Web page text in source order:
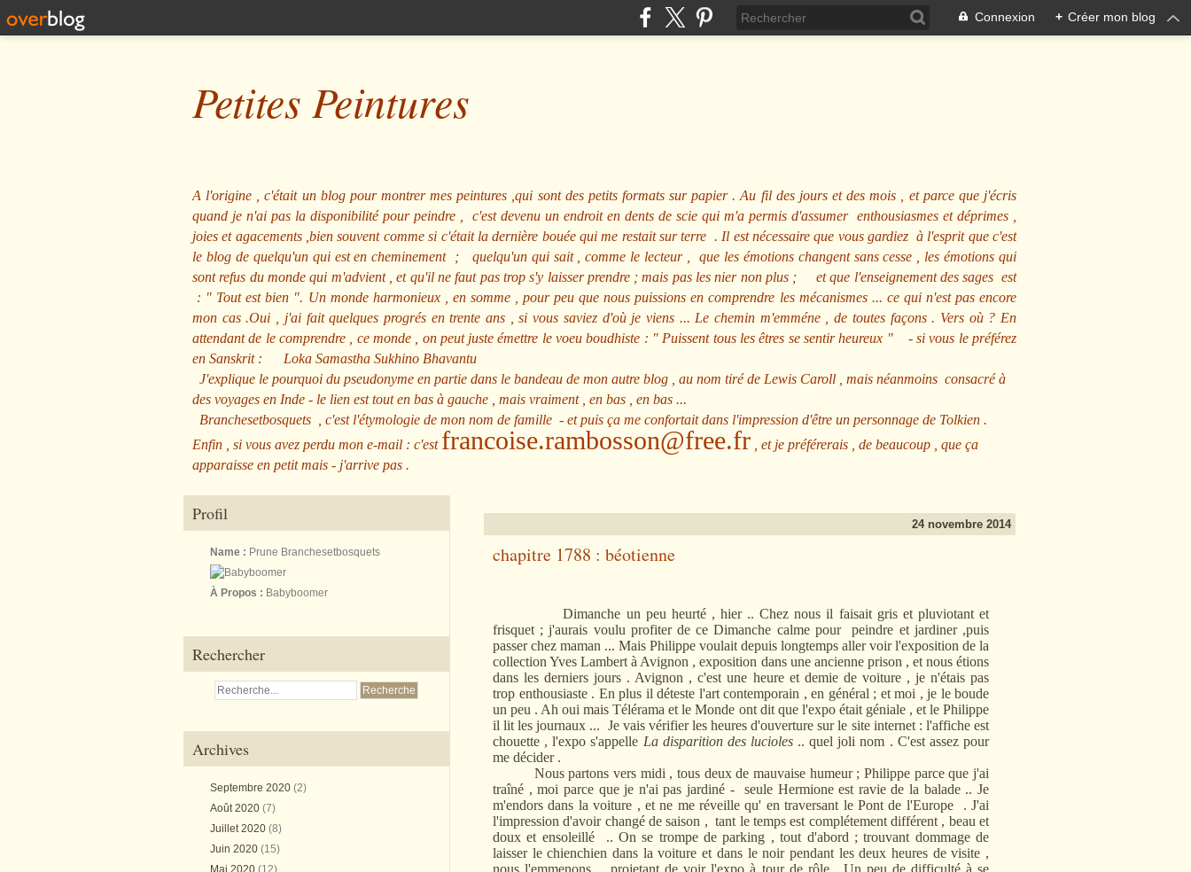
Connexion + Créer mon blog
Petites Peintures
A l'origine , c'était un blog pour montrer mes peintures ,qui sont des petits formats sur papier . Au fil des jours et des mois , et parce que j'écris
quand je n'ai pas la disponibilité pour peindre , c'est devenu un endroit en dents de scie qui m'a permis d'assumer enthousiasmes et déprimes ,
joies et agacements ,bien souvent comme si c'était la dernière bouée qui me restait sur terre . Il est nécessaire que vous gardiez à l'esprit que c'est
le blog de quelqu'un qui est en cheminement ; quelqu'un qui sait , comme le lecteur , que les émotions changent sans cesse , les émotions qui
sont refus du monde qui m'advient , et qu'il ne faut pas trop s'y laisser prendre ; mais pas les nier non plus ; et que l'enseignement des sages est
: " Tout est bien ". Un monde harmonieux , en somme , pour peu que nous puissions en comprendre les mécanismes ... ce qui n'est pas encore
mon cas .Oui , j'ai fait quelques progrés en trente ans , si vous saviez d'où je viens ... Le chemin m'emméne , de toutes façons . Vers où ? En
attendant de le comprendre , ce monde , on peut juste émettre le voeu boudhiste : " Puissent tous les êtres se sentir heureux " - si vous le préférez
en Sanskrit : Loka Samastha Sukhino Bhavantu
J'explique le pourquoi du pseudonyme en partie dans le bandeau de mon autre blog , au nom tiré de Lewis Caroll , mais néanmoins consacré à
des voyages en Inde - le lien est tout en bas à gauche , mais vraiment , en bas , en bas ...
Branchesetbosquets
, c'est l'étymologie de mon nom de famille - et puis ça me confortait dans l'impression d'être un personnage de Tolkien .
Enfin , si vous avez perdu mon e-mail : c'est francoise.rambosson@free.fr , et je préférerais , de beaucoup , que ça
apparaisse en petit mais - j'arrive pas .
Profil
Name : Prune Branchesetbosquets
À Propos : Babyboomer
Rechercher
Archives
Septembre 2020 (2)
Août 2020 (7)
Juillet 2020 (8)
Juin 2020 (15)
Mai 2020 (12)
24 novembre 2014
chapitre 1788 : béotienne
Dimanche un peu heurté , hier .. Chez nous il faisait gris et pluviotant et
frisquet ; j'aurais voulu profiter de ce Dimanche calme pour peindre et jardiner ,puis
passer chez maman ... Mais Philippe voulait depuis longtemps aller voir l'exposition de la
collection Yves Lambert à Avignon , exposition dans une ancienne prison , et nous étions
dans les derniers jours . Avignon , c'est une heure et demie de voiture , je n'étais pas
trop enthousiaste . En plus il déteste l'art contemporain , en général ; et moi , je le boude
un peu . Ah oui mais Télérama et le Monde ont dit que l'expo était géniale , et le Philippe
il lit les journaux ... Je vais vérifier les heures d'ouverture sur le site internet : l'affiche est
chouette , l'expo s'appelle La disparition des lucioles.. quel joli nom . C'est assez pour
me décider .
Nous partons vers midi , tous deux de mauvaise humeur ; Philippe parce que j'ai
traîné , moi parce que je n'ai pas jardiné - seule Hermione est ravie de la balade .. Je
m'endors dans la voiture , et ne me réveille qu' en traversant le Pont de l'Europe . J'ai
l'impression d'avoir changé de saison , tant le temps est complétement différent , beau et
doux et ensoleillé .. On se trompe de parking , tout d'abord ; trouvant dommage de
laisser le chienchien dans la voiture et dans le noir pendant les deux heures de visite ,
nous l'emmenons , projetant de voir l'expo à tour de rôle . Un peu de difficulté à se